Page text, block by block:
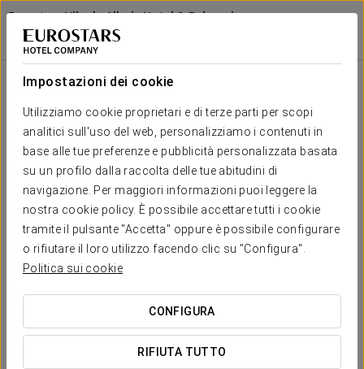
Impostazioni dei cookie
Utilizziamo cookie proprietari e di terze parti per scopi
analitici sull'uso del web, personalizziamo i contenuti in
base alle tue preferenze e pubblicità personalizzata basata
su un profilo dalla raccolta delle tue abitudini di
navigazione. Per maggiori informazioni puoi leggere la
nostra cookie policy. È possibile accettare tutti i cookie
tramite il pulsante "Accetta" oppure è possibile configurare
o rifiutare il loro utilizzo facendo clic su "Configura".
Politica sui cookie
CONFIGURA
RIFIUTA TUTTO
Eurostars Vila de Allariz Hotel & Balneario
OURENSE - ALLARIZ
Camere
Camere
Il comfort e il riposo di cui hai
bisogno
Le camere dell’Eurostars Vila de Allariz Hotel & Spa sono state
progettate per offrire un’esperienza di comfort e tranquillità in
un ambiente naturale unico. Con uno stile contemporaneo e
una decorazione curata nei minimi dettagli, ogni spazio
combina eleganza, calore e funzionalità, creando l’atmosfera
perfetta per rilassarsi e staccare la spina.